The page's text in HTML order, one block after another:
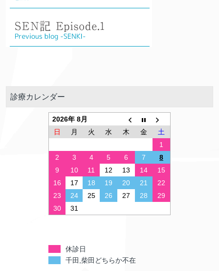
診療カレンダー
2026年 8月
日
月 火 水 木 金
土
1
2
3 4 5 6 7
8
9
10 11 12 13 14
15
16
17 18 19 20 21
22
23
24 25 26 27 28
29
30
31
休診日
千田,柴田どちらか不在